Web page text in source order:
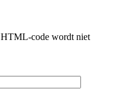
HTML-code wordt niet